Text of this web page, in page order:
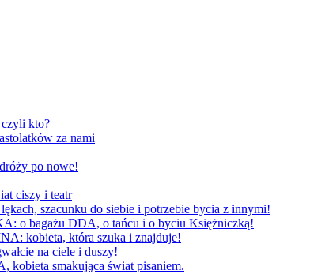
kto?
za nami
po nowe!
ciszy i teatr
szacunku do siebie i potrzebie bycia z innymi!
o bagażu DDA, o tańcu i o byciu Księżniczką!
kobieta, która szuka i znajduje!
na ciele i duszy!
smakująca świat pisaniem.